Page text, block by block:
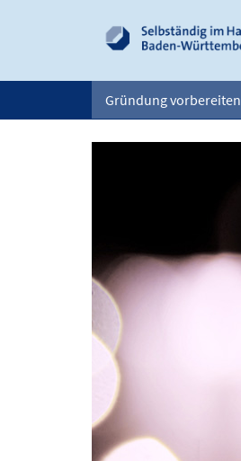
Gründung vorbereiten